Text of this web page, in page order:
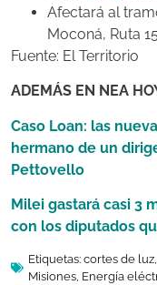
Afectará al
Moconá, Ruta
Fuente: El Territorio
ADEMÁS EN NEA
Caso Loan: las
hermano de un
Pettovello
Milei gastará casi 3
con los diputados
Etiquetas: cortes de luz,
Misiones, Energía